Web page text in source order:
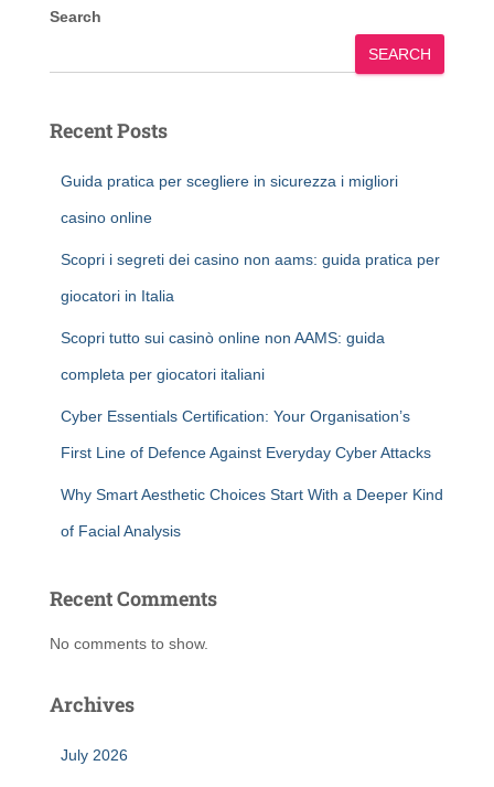
Search
SEARCH
Recent Posts
Guida pratica per scegliere in sicurezza i migliori
casino online
Scopri i segreti dei casino non aams: guida pratica per
giocatori in Italia
Scopri tutto sui casinò online non AAMS: guida
completa per giocatori italiani
Cyber Essentials Certification: Your Organisation’s
First Line of Defence Against Everyday Cyber Attacks
Why Smart Aesthetic Choices Start With a Deeper Kind
of Facial Analysis
Recent Comments
No comments to show.
Archives
July 2026